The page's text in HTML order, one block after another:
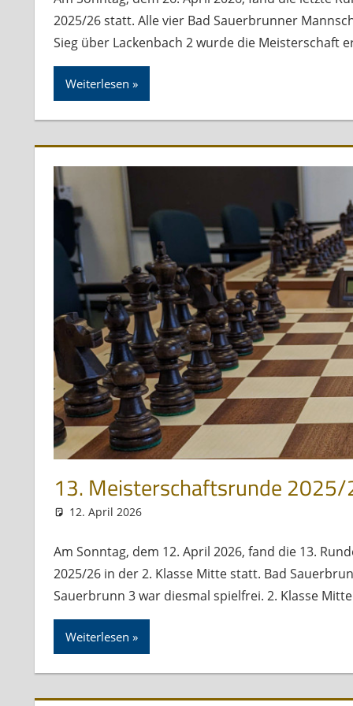
2025/26 statt. Alle vier Bad Sauerbrunner
Sieg über Lackenbach 2 wurde die Meisterschaft
Weiterlesen
13. Meisterschaftsrunde
12. April 2026
Am Sonntag, dem 12. April 2026, fand die 13.
2025/26 in der 2. Klasse Mitte statt. Bad
Sauerbrunn 3 war diesmal spielfrei. 2. Klasse
Weiterlesen